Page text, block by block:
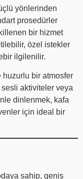
yönlerinden
prosedürler
bir hizmet
özel istekler
ilgilenilir.
huzurlu bir atmosfer
aktiviteler veya
dinlenmek, kafa
için ideal bir
sahip, geniş